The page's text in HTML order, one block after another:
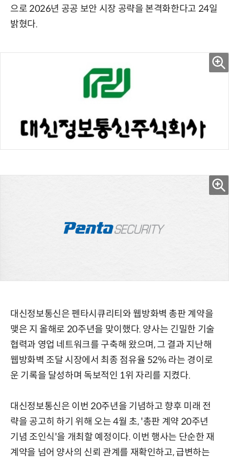
으로 2026년 공공 보안 시장 공략을 본격화한다고 24일
밝혔다.
대신정보통신은 펜타시큐리티와 웹방화벽 총판 계약을
맺은 지 올해로 20주년을 맞이했다. 양사는 긴밀한 기술
협력과 영업 네트워크를 구축해 왔으며, 그 결과 지난해
웹방화벽 조달 시장에서 최종 점유율 52% 라는 경이로
운 기록을 달성하며 독보적인 1위 자리를 지켰다.
대신정보통신은 이번 20주년을 기념하고 향후 미래 전
략을 공고히 하기 위해 오는 4월 초, '총판 계약 20주년
기념 조인식'을 개최할 예정이다. 이번 행사는 단순한 재
계약을 넘어 양사의 신뢰 관계를 재확인하고, 급변하는